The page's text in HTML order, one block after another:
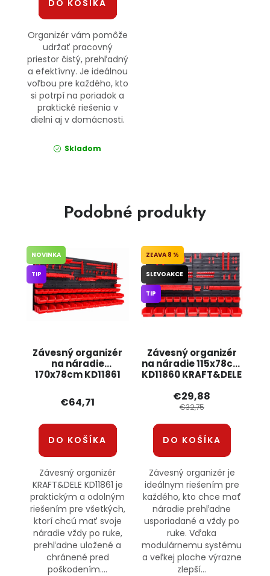
DO KOŠÍKA
Organizér vám pomôže
udržať pracovný
priestor čistý, prehľadný
a efektívny. Je ideálnou
voľbou pre každého, kto
si potrpí na poriadok a
praktické riešenia v
dielni aj v domácnosti.
Skladom
Podobné produkty
Závesný organizér
na náradie
170x78cm KD11861
NOVINKA
TIP
€64,71
DO KOŠÍKA
Závesný organizér
KRAFT&DELE KD11861 je
praktickým a odolným
riešením pre všetkých,
ktorí chcú mať svoje
náradie vždy po ruke,
prehľadne uložené a
chránené pred
poškodením....
Závesný organizér
na náradie 115x78cm
KD11860 KRAFT&DELE
8 %
SLEVOAKCE
TIP
€29,88
€32,75
DO KOŠÍKA
Závesný organizér je
ideálnym riešením pre
každého, kto chce mať
náradie prehľadne
usporiadané a vždy po
ruke. Vďaka
modulárnemu systému
a veľkej ploche výrazne
zlepší...